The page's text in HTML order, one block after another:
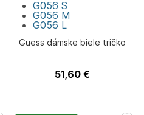
Guess dámske biele tričko
51,60 €
G056 S
G056 M
G056 L